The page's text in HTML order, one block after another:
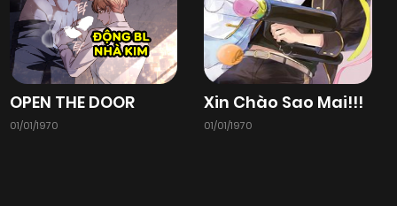
OPEN THE DOOR
01/01/1970
Xin Chào Sao Mai!!!
01/01/1970